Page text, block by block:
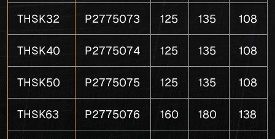
THSK32 P2775073 125 135 108
THSK40 P2775074 125 135 108
THSK50 P2775075 125 135 108
THSK63 P2775076 160 180 138